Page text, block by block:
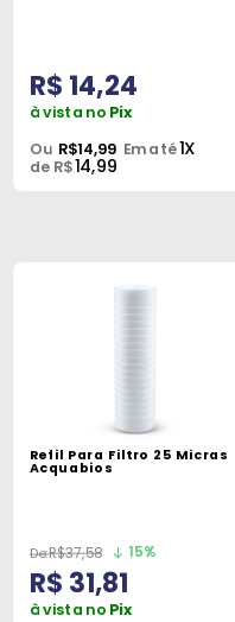
R$ 14,24
à vista no Pix
Ou R$14,99 Em até1X
de R$14,99
Refil Para Filtro 25 Micras
Acquabios
R$37,58 15%
R$ 31,81
à vista no Pix